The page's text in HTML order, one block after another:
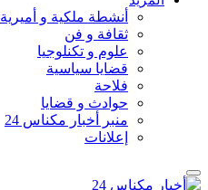
أنشطة ملكية و أميرية
ثقافة و فن
علوم و تكنلوجيا
قضايا سياسية
فلاحة
حوادث و قضايا
منبر أخبار مكناس 24
إعلانات